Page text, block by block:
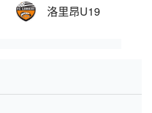
洛里昂U19